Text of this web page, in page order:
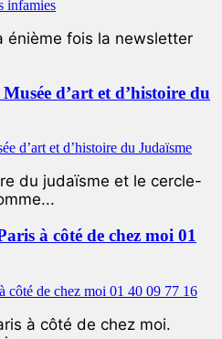
énième fois la newsletter
d’art et d’histoire du
du judaïsme et le cercle-
à côté de chez moi 01
à côté de chez moi.